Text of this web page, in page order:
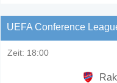
UEFA Conference
Zeit: 18:00